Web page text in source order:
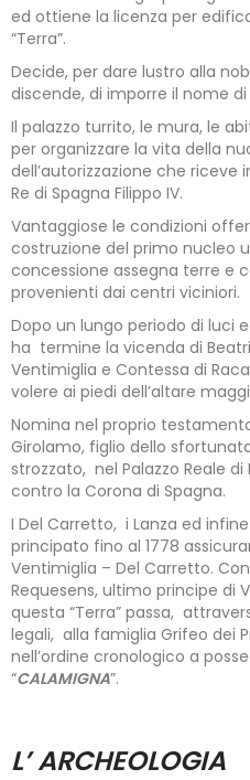
ed ottiene la licenza per
“Terra”.
Decide, per dare lustro alla
discende, di imporre il nome
Il palazzo turrito, le mura, le
per organizzare la vita della
dell’autorizzazione che riceve
Re di Spagna Filippo IV.
Vantaggiose le condizioni
costruzione del primo nucleo
concessione assegna terre e
provenienti dai centri viciniori.
Dopo un lungo periodo di luci
ha termine la vicenda di
Ventimiglia e Contessa di
volere ai piedi dell’altare
Nomina nel proprio
Girolamo, figlio dello
strozzato, nel Palazzo Reale
contro la Corona di Spagna.
I Del Carretto, i Lanza ed
principato fino al 1778
Ventimiglia – Del Carretto.
Requesens, ultimo principe di
questa “Terra” passa,
legali, alla famiglia Grifeo dei
nell’ordine cronologico a
“CALAMIGNA”.
L’ ARCHEOLOGIA